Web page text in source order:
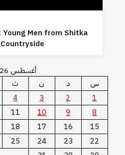
Men from Shitka
أغسطس 2026
س
د ن ث
1
2
3
4
8
9
10
11
15
16
17
18
22
23
24
25